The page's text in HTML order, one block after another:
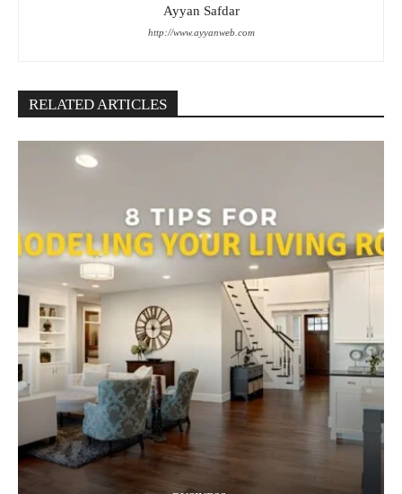
Ayyan Safdar
http://www.ayyanweb.com
RELATED ARTICLES